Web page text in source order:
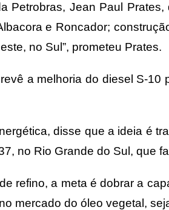
Petrobras, Jean Paul
e Roncador;
no Sul”, prometeu Prates.
a melhoria do diesel S-
disse que a ideia é
no Rio Grande do Sul, que
refino, a meta é dobrar a
mercado do óleo vegetal,